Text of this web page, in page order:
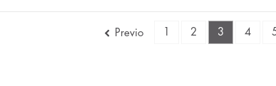
Previo 2 3 4